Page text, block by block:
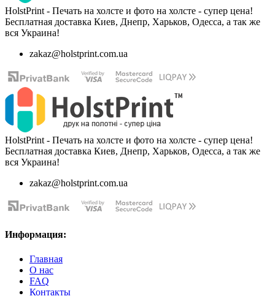
HolstPrint - Печать на холсте и фото на холсте - супер цена!
Бесплатная доставка Киев, Днепр, Харьков, Одесса, а так же
вся Украина!
zakaz@holstprint.com.ua
HolstPrint - Печать на холсте и фото на холсте - супер цена!
Бесплатная доставка Киев, Днепр, Харьков, Одесса, а так же
вся Украина!
zakaz@holstprint.com.ua
Информация:
Главная
О нас
FAQ
Контакты